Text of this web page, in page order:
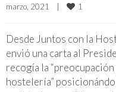
marzo, 2021
1
Desde Juntos con la
envió una carta al
recogía la
hostelería”